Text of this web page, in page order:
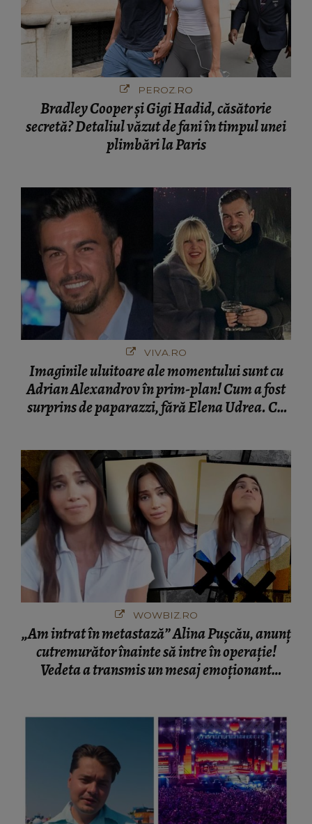
PEROZ.RO
Bradley Cooper și Gigi Hadid, căsătorie
secretă? Detaliul văzut de fani în timpul unei
plimbări la Paris
VIVA.RO
Imaginile uluitoare ale momentului sunt cu
Adrian Alexandrov în prim-plan! Cum a fost
surprins de paparazzi, fără Elena Udrea. Cu
WOWBIZ.RO
„Am intrat în metastază” Alina Pușcău, anunț
cutremurător înainte să intre în operație!
Vedeta a transmis un mesaj emoționant